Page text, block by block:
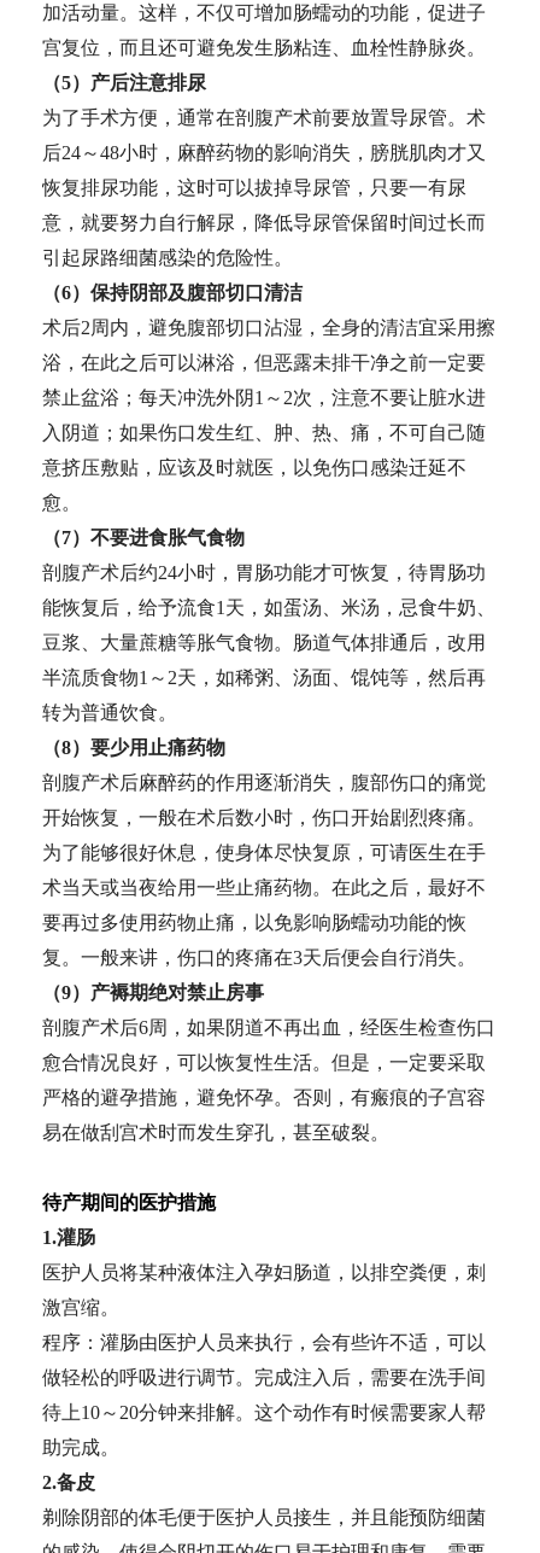
加活动量。这样，不仅可增加肠蠕动的功能，促进子
宫复位，而且还可避免发生肠粘连、血栓性静脉炎。
（5）产后注意排尿
为了手术方便，通常在剖腹产术前要放置导尿管。术
后24～48小时，麻醉药物的影响消失，膀胱肌肉才又
恢复排尿功能，这时可以拔掉导尿管，只要一有尿
意，就要努力自行解尿，降低导尿管保留时间过长而
引起尿路细菌感染的危险性。
（6）保持阴部及腹部切口清洁
术后2周内，避免腹部切口沾湿，全身的清洁宜采用擦
浴，在此之后可以淋浴，但恶露未排干净之前一定要
禁止盆浴；每天冲洗外阴1～2次，注意不要让脏水进
入阴道；如果伤口发生红、肿、热、痛，不可自己随
意挤压敷贴，应该及时就医，以免伤口感染迁延不
愈。
（7）不要进食胀气食物
剖腹产术后约24小时，胃肠功能才可恢复，待胃肠功
能恢复后，给予流食1天，如蛋汤、米汤，忌食牛奶、
豆浆、大量蔗糖等胀气食物。肠道气体排通后，改用
半流质食物1～2天，如稀粥、汤面、馄饨等，然后再
转为普通饮食。
（8）要少用止痛药物
剖腹产术后麻醉药的作用逐渐消失，腹部伤口的痛觉
开始恢复，一般在术后数小时，伤口开始剧烈疼痛。
为了能够很好休息，使身体尽快复原，可请医生在手
术当天或当夜给用一些止痛药物。在此之后，最好不
要再过多使用药物止痛，以免影响肠蠕动功能的恢
复。一般来讲，伤口的疼痛在3天后便会自行消失。
（9）产褥期绝对禁止房事
剖腹产术后6周，如果阴道不再出血，经医生检查伤口
愈合情况良好，可以恢复性生活。但是，一定要采取
严格的避孕措施，避免怀孕。否则，有瘢痕的子宫容
易在做刮宫术时而发生穿孔，甚至破裂。
待产期间的医护措施
1.灌肠
医护人员将某种液体注入孕妇肠道，以排空粪便，刺
激宫缩。
程序：灌肠由医护人员来执行，会有些许不适，可以
做轻松的呼吸进行调节。完成注入后，需要在洗手间
待上10～20分钟来排解。这个动作有时候需要家人帮
助完成。
2.备皮
剃除阴部的体毛便于医护人员接生，并且能预防细菌